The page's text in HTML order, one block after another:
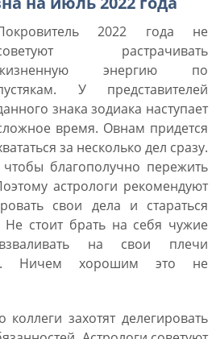
2022 года не
растрачивать
энергию по
У представителей
знака зодиака наступает
время. Овнам придется
за несколько дел сразу.
благополучно пережить
астрологи рекомендуют
свои дела и стараться
Не стоит брать на себя чужие
на свои плечи
Ничем хорошим это не
коллеги захотят делегировать